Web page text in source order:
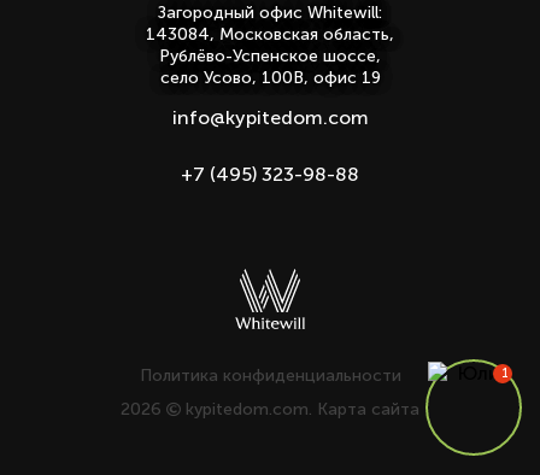
Загородный офис Whitewill:
143084, Московская область,
Рублёво-Успенское шоссе,
село Усово, 100В, офис 19
info@kypitedom.com
+7 (495) 323-98-88
Политика конфиденциальности
2026
kypitedom.com. Карта сайта